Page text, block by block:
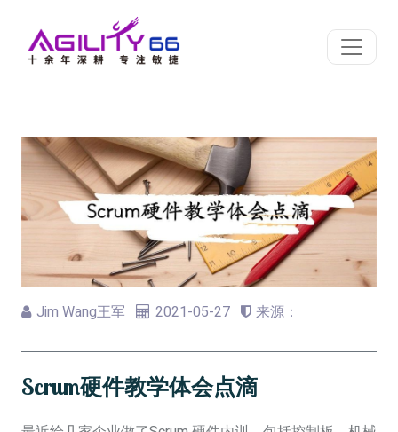
Jim Wang王军 2021-05-27 来源：
Scrum硬件教学体会点滴